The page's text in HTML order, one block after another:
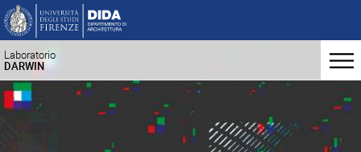
Laboratorio
DARWIN